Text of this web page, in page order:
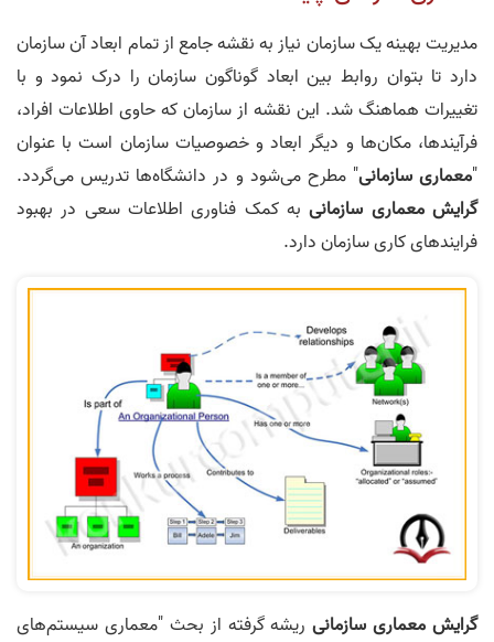
مدیریت بهینه یک سازمان نیاز به نقشه جامع از تمام ابعاد آن سازمان
دارد تا بتوان روابط بین ابعاد گوناگون سازمان را درک نمود و با
تغییرات هماهنگ شد. این نقشه از سازمان که حاوی اطلاعات افراد،
فرآیندها، مکان‌ها و دیگر ابعاد و خصوصیات سازمان است با عنوان
"معماری سازمانی" مطرح می‌شود و در دانشگاه‌ها تدریس می‌گردد.
گرایش معماری سازمانیبه کمک فناوری اطلاعات سعی در بهبود
فرایندهای کاری سازمان دارد.
گرایش معماری سازمانیریشه گرفته از بحث "معماری سیستم‌های